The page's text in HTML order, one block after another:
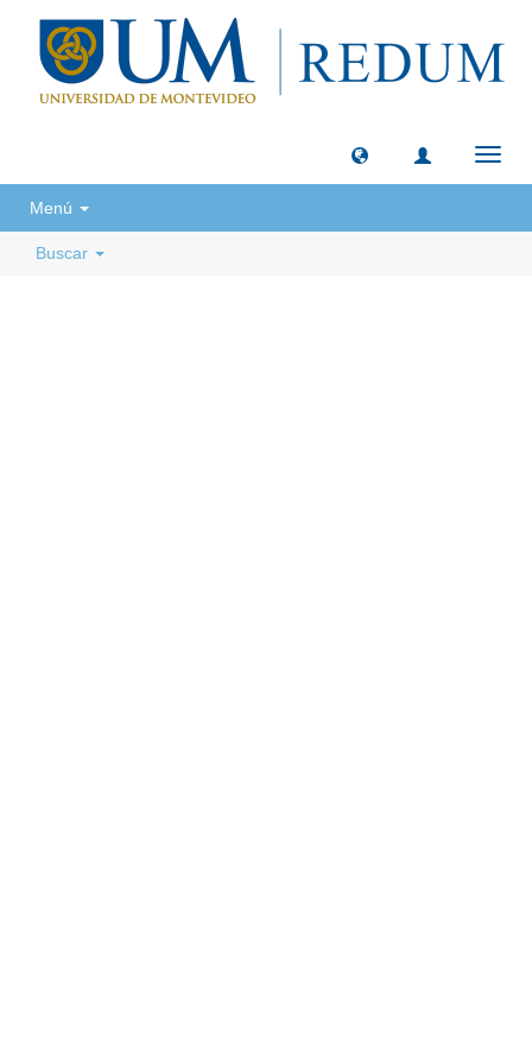
Menú
Buscar